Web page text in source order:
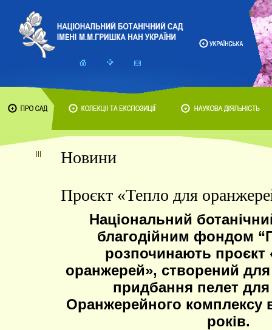
Новини
Проєкт «Тепло для
Національний
благодійним фондом
розпочинають проєкт
оранжерей», створений
придбання пелет
Оранжерейного комплексу
років.